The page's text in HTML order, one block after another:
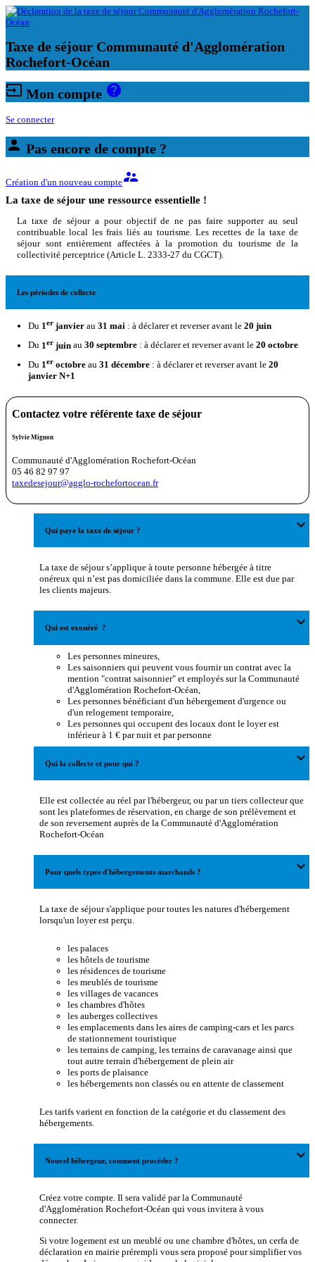
Taxe de séjour Communauté d'Agglomération
Rochefort-Océan
input Mon compte help
Se connecter
person Pas encore de compte ?
Création d'un nouveau comptesupervisor_account
La taxe de séjour une ressource essentielle !
La taxe de séjour a pour objectif de ne pas faire supporter au seul
contribuable local les frais liés au tourisme. Les recettes de la taxe de
séjour sont entièrement affectées à la promotion du tourisme de la
collectivité perceptrice (Article L. 2333-27 du CGCT).
Les périodes de collecte
Du 1er janvier au 31 mai : à déclarer et reverser avant le 20 juin
Du 1er juin au 30 septembre : à déclarer et reverser avant le 20 octobre
Du 1er octobre au 31 décembre : à déclarer et reverser avant le 20
janvier N+1
Contactez votre référente taxe de séjour
Sylvie Mignon
Communauté d'Agglomération Rochefort-Océan
05 46 82 97 97
taxedesejour@agglo-rochefortocean.fr
Qui paye la taxe de séjour ? expand_more
La taxe de séjour s’applique à toute personne hébergée à titre
onéreux qui n’est pas domiciliée dans la commune. Elle est due par
les clients majeurs.
Qui est exonéré ? expand_more
Les personnes mineures,
Les saisonniers qui peuvent vous fournir un contrat avec la
mention "contrat saisonnier" et employés sur la Communauté
d'Agglomération Rochefort-Océan,
Les personnes bénéficiant d'un hébergement d'urgence ou
d'un relogement temporaire,
Les personnes qui occupent des locaux dont le loyer est
inférieur à 1 € par nuit et par personne
Qui la collecte et pour qui ? expand_more
Elle est collectée au réel par l'hébergeur, ou par un tiers collecteur que
sont les plateformes de réservation, en charge de son prélèvement et
de son reversement auprès de la Communauté d'Agglomération
Rochefort-Océan
Pour quels types d'hébergements marchands ? expand_more
La taxe de séjour s'applique pour toutes les natures d'hébergement
lorsqu'un loyer est perçu.
les palaces
les hôtels de tourisme
les résidences de tourisme
les meublés de tourisme
les villages de vacances
les chambres d'hôtes
les auberges collectives
les emplacements dans les aires de camping-cars et les parcs
de stationnement touristique
les terrains de camping, les terrains de caravanage ainsi que
tout autre terrain d'hébergement de plein air
les ports de plaisance
les hébergements non classés ou en attente de classement
Les tarifs varient en fonction de la catégorie et du classement des
hébergements.
Nouvel hébergeur, comment procéder ? expand_more
Créez votre compte. Il sera validé par la Communauté
d'Agglomération Rochefort-Océan qui vous invitera à vous
connecter.
Si votre logement est un meublé ou une chambre d'hôtes, un cerfa de
déclaration en mairie prérempli vous sera proposé pour simplifier vos